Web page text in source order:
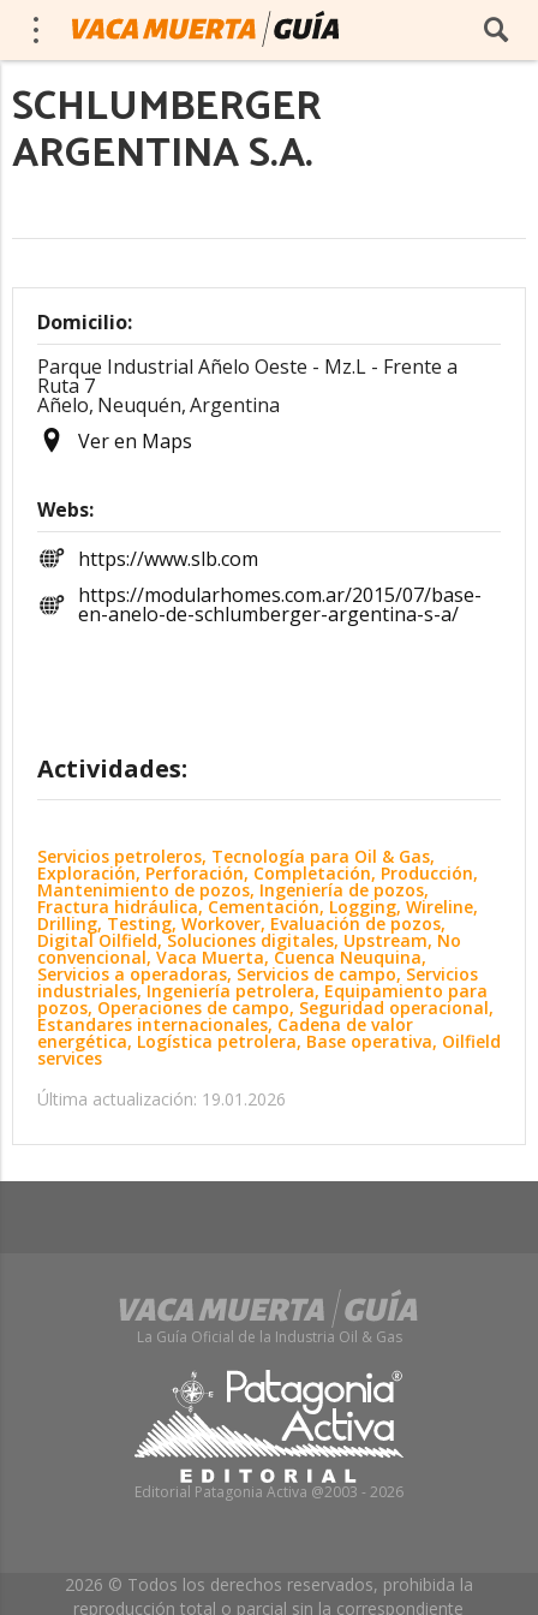
SCHLUMBERGER
ARGENTINA S.A.
Domicilio:
Parque Industrial Añelo Oeste - Mz.L - Frente a
Ruta 7
Añelo, Neuquén,Argentina
Ver en Maps
Webs:
https://www.slb.com
https://modularhomes.com.ar/2015/07/base-
en-anelo-de-schlumberger-argentina-s-a/
Actividades:
Servicios petroleros, Tecnología para Oil & Gas,
Exploración, Perforación, Completación, Producción,
Mantenimiento de pozos, Ingeniería de pozos,
Fractura hidráulica, Cementación, Logging, Wireline,
Drilling, Testing, Workover, Evaluación de pozos,
Digital Oilfield, Soluciones digitales, Upstream, No
convencional, Vaca Muerta, Cuenca Neuquina,
Servicios a operadoras, Servicios de campo, Servicios
industriales, Ingeniería petrolera, Equipamiento para
pozos, Operaciones de campo, Seguridad operacional,
Estandares internacionales, Cadena de valor
energética, Logística petrolera, Base operativa, Oilfield
services
Última actualización: 19.01.2026
La Guía Oficial de la Industria Oil & Gas
Editorial Patagonia Activa @2003 - 2026
2026 © Todos los derechos reservados, prohibida la
reproducción total o parcial sin la correspondiente